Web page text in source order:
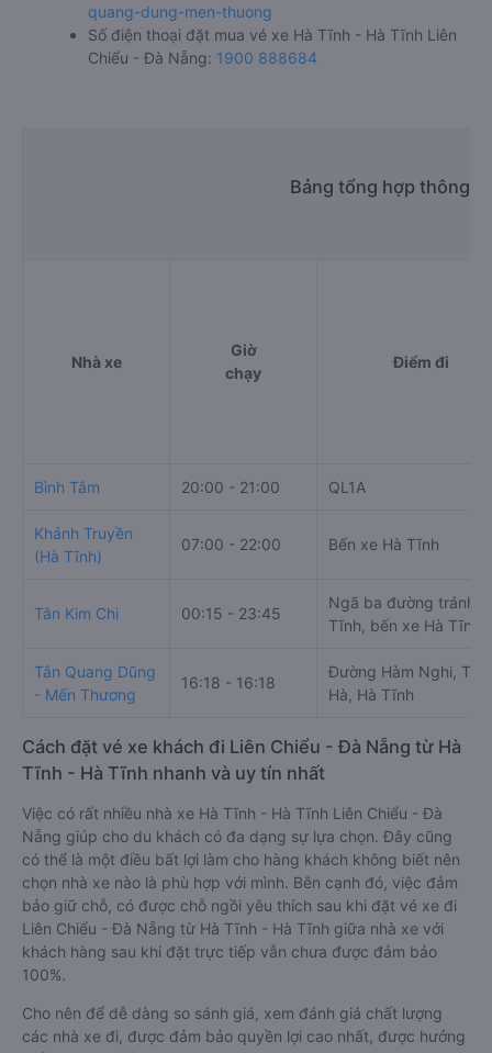
quang-dung-men-thuong
Số điện thoại đặt mua vé xe Hà Tĩnh - Hà Tĩnh Liên
Chiểu - Đà Nẵng: 1900 888684
Bảng tổng hợp thông
Nhà xe
Giờ
chạy
Điểm đi
Bình Tâm 20:00 - 21:00 QL1A
Khánh Truyền
(Hà Tĩnh)
07:00 - 22:00 Bến xe Hà Tĩnh
Tân Kim Chi 00:15 - 23:45
Ngã ba đường tránh
Tĩnh, bến xe Hà Tĩnh
Tân Quang Dũng
- Mến Thương
16:18 - 16:18
Đường Hàm Nghi,
Hà, Hà Tĩnh
Cách đặt vé xe khách đi Liên Chiểu - Đà Nẵng từ Hà
Tĩnh - Hà Tĩnh nhanh và uy tín nhất
Việc có rất nhiều nhà xe Hà Tĩnh - Hà Tĩnh Liên Chiểu - Đà
Nẵng giúp cho du khách có đa dạng sự lựa chọn. Đây cũng
có thể là một điều bất lợi làm cho hàng khách không biết nên
chọn nhà xe nào là phù hợp với mình. Bên cạnh đó, việc đảm
bảo giữ chỗ, có được chỗ ngồi yêu thích sau khi đặt vé xe đi
Liên Chiểu - Đà Nẵng từ Hà Tĩnh - Hà Tĩnh giữa nhà xe với
khách hàng sau khi đặt trực tiếp vẫn chưa được đảm bảo
100%.
Cho nên để dễ dàng so sánh giá, xem đánh giá chất lượng
các nhà xe đi, được đảm bảo quyền lợi cao nhất, được hưởng